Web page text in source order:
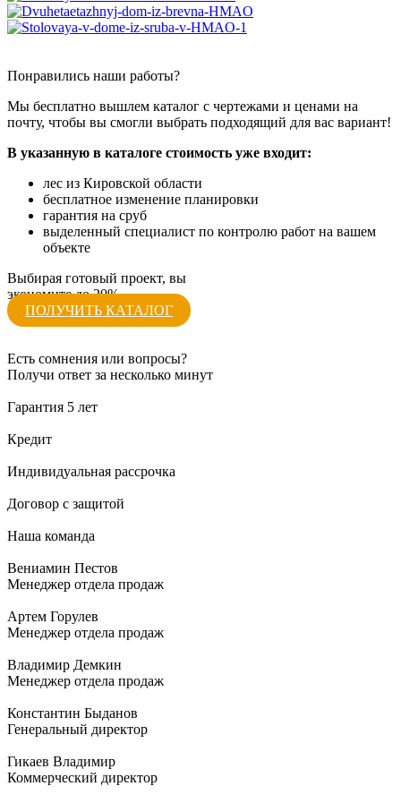
Понравились наши работы?
Мы бесплатно вышлем каталог с чертежами и ценами на
почту, чтобы вы смогли выбрать подходящий для вас вариант!
В указанную в каталоге стоимость уже входит:
лес из Кировской области
бесплатное изменение планировки
гарантия на сруб
выделенный специалист по контролю работ на вашем
объекте
Выбирая готовый проект, вы
экономите до 20%
ПОЛУЧИТЬ КАТАЛОГ
Есть сомнения или вопросы?
Получи ответ за несколько минут
Гарантия 5 лет
Кредит
Индивидуальная рассрочка
Договор с защитой
Наша команда
Вениамин Пестов
Менеджер отдела продаж
Артем Горулев
Менеджер отдела продаж
Владимир Демкин
Менеджер отдела продаж
Константин Быданов
Генеральный директор
Гикаев Владимир
Коммерческий директор